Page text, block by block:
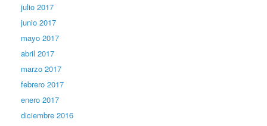
julio 2017
junio 2017
mayo 2017
abril 2017
marzo 2017
febrero 2017
enero 2017
diciembre 2016